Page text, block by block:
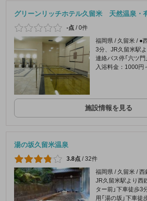
グリーンリッチホテル久留米 天然温泉・
-点 /0件
福岡県 / 久留米 / ●
3分、JR久留米駅
連絡バス停「六ツ門
入浴料金：1000円
施設情報を見る
湯の坂久留米温泉
3.8点 /32件
福岡県 / 久留米 /
JR久留米駅より西
ター前」下車徒歩3
用「湯の坂」下車